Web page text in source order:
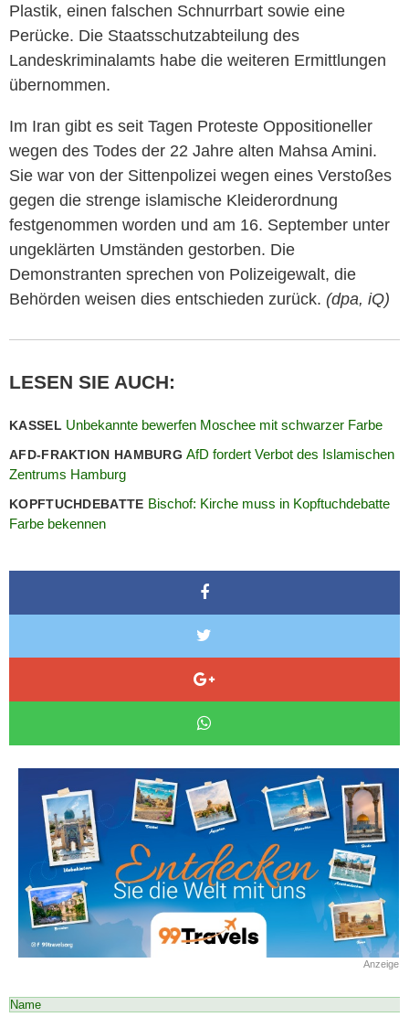
Plastik, einen falschen Schnurrbart sowie eine
Perücke. Die Staatsschutzabteilung des
Landeskriminalamts habe die weiteren Ermittlungen
übernommen.
Im Iran gibt es seit Tagen Proteste Oppositioneller
wegen des Todes der 22 Jahre alten Mahsa Amini.
Sie war von der Sittenpolizei wegen eines Verstoßes
gegen die strenge islamische Kleiderordnung
festgenommen worden und am 16. September unter
ungeklärten Umständen gestorben. Die
Demonstranten sprechen von Polizeigewalt, die
Behörden weisen dies entschieden zurück. (dpa, iQ)
LESEN SIE AUCH:
KASSEL Unbekannte bewerfen Moschee mit schwarzer Farbe
AFD-FRAKTION HAMBURGAfD fordert Verbot des Islamischen
Zentrums Hamburg
KOPFTUCHDEBATTE Bischof: Kirche muss in Kopftuchdebatte
Farbe bekennen
Anzeige